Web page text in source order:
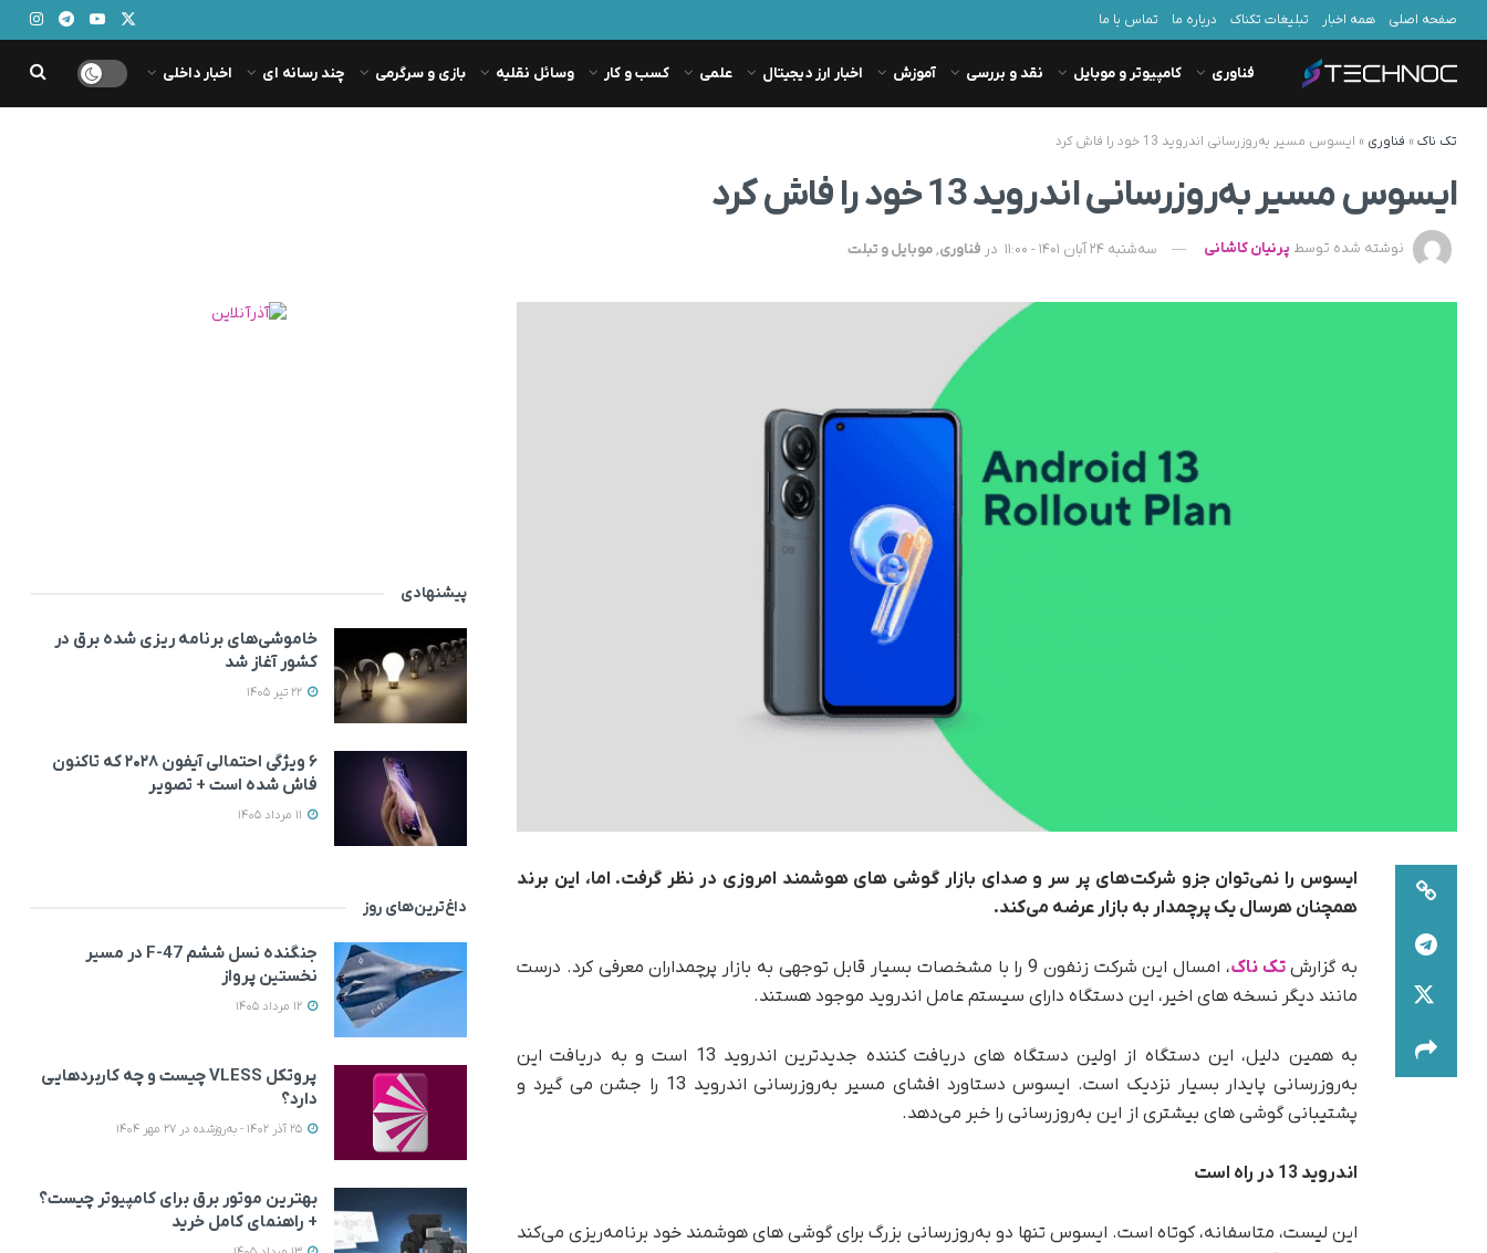
صفحه اصلی همه اخبار تبلیغات تکناک درباره ما تماس با ما
فناوری کامپیوتر و موبایل نقد و بررسی آموزش اخبار ارز دیجیتال علمی کسب و کار وسائل نقلیه بازی و سرگرمی چند رسانه ای اخبار داخلی
تک ناک» فناوری » ایسوس مسیر به‌روزرسانی اندروید 13 خود را فاش کرد
ایسوس مسیر به‌روزرسانی اندروید 13 خود را فاش کرد
نوشته شده توسط پرنیان کاشانی سه‌شنبه 24 آبان 1401 - 11:00 در فناوری,موبایل و تبلت
ایسوس را نمی‌توان جزو شرکت‌های پر سر و صدای بازار گوشی های هوشمند امروزی در نظر گرفت. اما، این برند
همچنان هرسال یک پرچمدار به بازار عرضه می‌کند.
به گزارشتک ناک
، امسال این شرکت زنفون 9 را با مشخصات بسیار قابل توجهی به بازار پرچمداران معرفی کرد. درست
مانند دیگر نسخه های اخیر، این دستگاه دارای سیستم عامل اندروید موجود هستند.
به همین دلیل، این دستگاه از اولین دستگاه های دریافت کننده جدیدترین اندروید 13 است و به دریافت این
به‌روزرسانی پایدار بسیار نزدیک است. ایسوس دستاورد افشای مسیر به‌روزرسانی اندروید 13 را جشن می گیرد و
پشتیبانی گوشی های بیشتری از این به‌روزرسانی را خبر می‌دهد.
اندروید 13 در راه است
این لیست، متاسفانه، کوتاه است. ایسوس تنها دو به‌روزرسانی بزرگ برای گوشی های هوشمند خود برنامه‌ریزی می‌کند
پیشنهادی
خاموشی‌های برنامه ریزی شده برق در
کشور آغاز شد
۶ ویژگی احتمالی آیفون ۲۰۲۸ که تاکنون
فاش شده است + تصویر
داغ‌ترین‌های روز
جنگنده نسل ششم F-47 در مسیر
نخستین پرواز
پروتکل VLESS چیست و چه کاربردهایی
دارد؟
بهترین موتور برق برای کامپیوتر چیست؟
+ راهنمای کامل خرید